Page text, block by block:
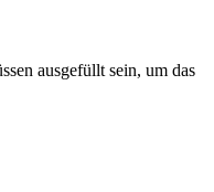
ausgefüllt sein, um das